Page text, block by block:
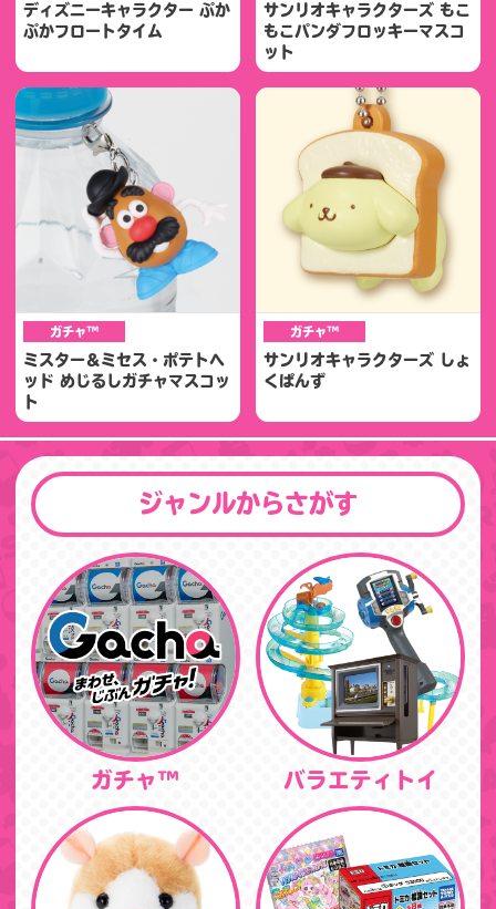
ディズニーキャラクター ぷか
ぷかフロートタイム
サンリオキャラクターズ もこ
もこパンダフロッキーマスコ
ット
ガチャ™
ミスター＆ミセス・ポテトヘ
ッド めじるしガチャマスコッ
ト
ガチャ™
サンリオキャラクターズ しょ
くぱんず
ジャンルからさがす
ガチャ™ バラエティトイ